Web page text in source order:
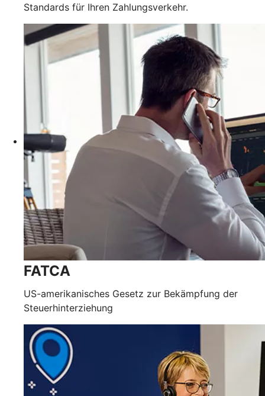
Standards für Ihren Zahlungsverkehr.
FATCA
US-amerikanisches Gesetz zur Bekämpfung der
Steuerhinterziehung